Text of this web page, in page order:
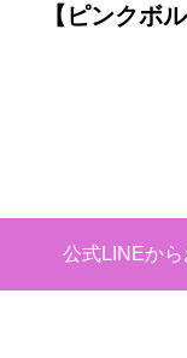
【ピンクボ
公式LINEから